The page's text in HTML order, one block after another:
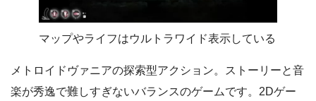
マップやライフはウルトラワイド表示している
メトロイドヴァニアの探索型アクション。ストーリーと音
楽が秀逸で難しすぎないバランスのゲームです。2Dゲー